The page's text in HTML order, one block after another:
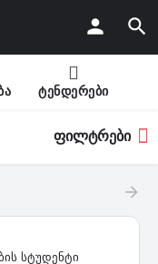
ტენდერები
ფილტრები
სტუდენტი